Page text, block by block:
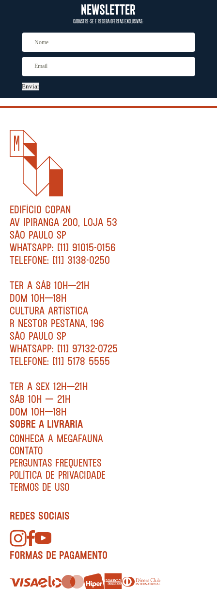
NEWSLETTER
CADASTRE-SE E RECEBA OFERTAS EXCLUSIVAS:
Enviar
EDIFÍCIO COPAN
AV IPIRANGA 200, LOJA 53
SÃO PAULO SP
WHATSAPP: [11] 91015-0156
TELEFONE: [11] 3138-0250
TER A SÁB 10H—21H
DOM 10H—18H
CULTURA ARTÍSTICA
R NESTOR PESTANA, 196
SÃO PAULO SP
WHATSAPP: [11] 97132-0725
TELEFONE: [11] 5178 5555
TER A SEX 12H—21H
SÁB 10H — 21H
DOM 10H—18H
SOBRE A LIVRARIA
CONHEÇA A MEGAFAUNA
CONTATO
PERGUNTAS FREQUENTES
POLÍTICA DE PRIVACIDADE
TERMOS DE USO
REDES SOCIAIS
FORMAS DE PAGAMENTO